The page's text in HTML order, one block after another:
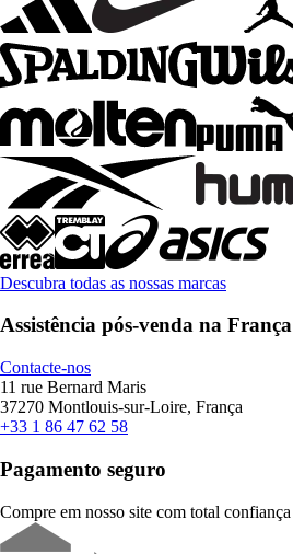
Descubra todas as nossas marcas
Assistência pós-venda na França
Contacte-nos
11 rue Bernard Maris
37270 Montlouis-sur-Loire, França
+33 1 86 47 62 58
Pagamento seguro
Compre em nosso site com total confiança